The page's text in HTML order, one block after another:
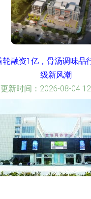
轮融资1亿，骨汤调味品
级新风潮
更新时间：2026-08-04